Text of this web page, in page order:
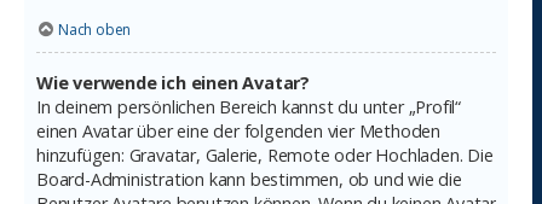
Nach oben
Wie verwende ich einen Avatar?
In deinem persönlichen Bereich kannst du unter „Profil“
einen Avatar über eine der folgenden vier Methoden
hinzufügen: Gravatar, Galerie, Remote oder Hochladen. Die
Board-Administration kann bestimmen, ob und wie die